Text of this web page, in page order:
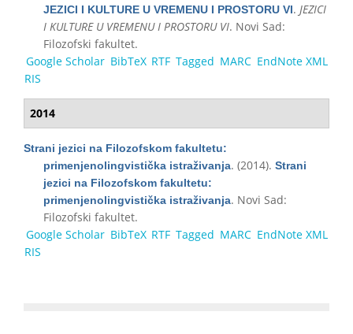
JEZICI I KULTURE U VREMENU I PROSTORU VI. JEZICI
I KULTURE U VREMENU I PROSTORU VI. Novi Sad:
Filozofski fakultet.
Google Scholar BibTeX RTF Tagged MARC EndNote XML
RIS
2014
Strani jezici na Filozofskom fakultetu:
primenjenolingvistička istraživanja. (2014). Strani
jezici na Filozofskom fakultetu:
primenjenolingvistička istraživanja. Novi Sad:
Filozofski fakultet.
Google Scholar BibTeX RTF Tagged MARC EndNote XML
RIS